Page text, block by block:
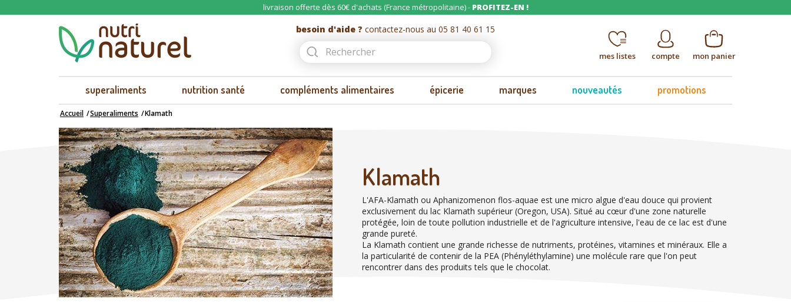
livraison offerte dès 60€ d'achats (France métropolitaine) - PROFITEZ-EN !
besoin d'aide ? contactez-nous au 05 81 40 61 15
mon panier
compte
mes listes
superaliments nutrition santé compléments alimentaires épicerie marques nouveautés promotions
Accueil Superaliments Klamath
Klamath
L'AFA-Klamath ou Aphanizomenon flos-aquae est une micro algue d'eau douce qui provient
exclusivement du lac Klamath supérieur (Oregon, USA). Situé au cœur d'une zone naturelle
protégée, loin de toute pollution industrielle et de l'agriculture intensive, l'eau de ce lac est d'une
grande pureté.
La Klamath contient une grande richesse de nutriments, protéines, vitamines et minéraux. Elle a
la particularité de contenir de la PEA (Phényléthylamine) une molécule rare que l'on peut
rencontrer dans des produits tels que le chocolat.